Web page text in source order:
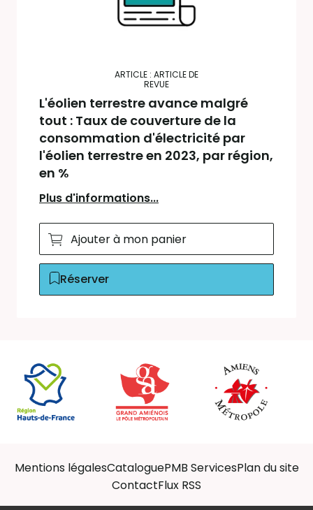
ARTICLE : ARTICLE DE
REVUE
L'éolien terrestre avance malgré
tout : Taux de couverture de la
consommation d'électricité par
l'éolien terrestre en 2023, par région,
en %
Plus d'informations...
Ajouter à mon panier
Réserver
Mentions légalesCataloguePMB ServicesPlan du site
ContactFlux RSS